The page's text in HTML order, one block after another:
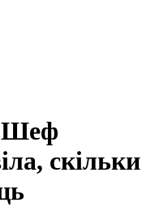
скільки